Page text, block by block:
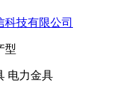
科技有限公司
型
电力金具